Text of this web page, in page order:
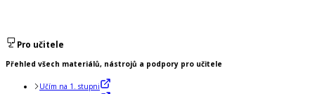
Pro učitele
Přehled všech materiálů, nástrojů a podpory pro učitele
Učím na 1. stupni